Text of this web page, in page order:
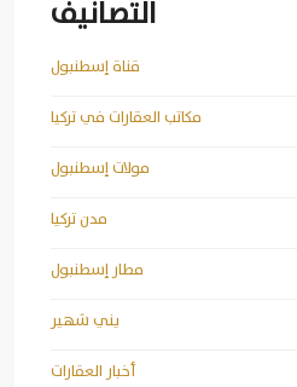
التصانيف
قناة إسطنبول
مكاتب العقارات في تركيا
مولات إسطنبول
مدن تركيا
مطار إسطنبول
يني شهير
أخبار العقارات